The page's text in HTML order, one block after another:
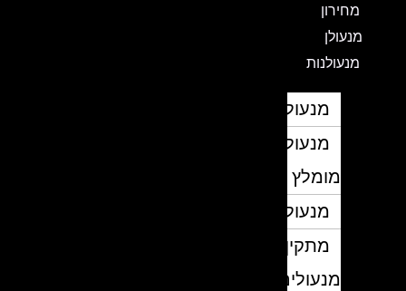
מחירון
מנעולן
מנעולנות
מנעולן
מנעולן
מומלץ
מנעולנים
מתקין
מנעולים